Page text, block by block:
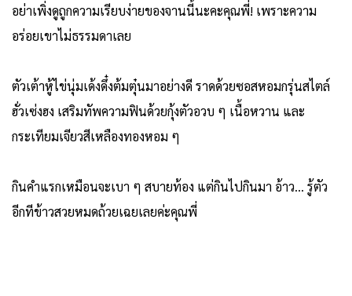
อย่าเพิ่งดูถูกความเรียบง่ายของจานนี้นะคะคุณพี่! เพราะความ
อร่อยเขาไม่ธรรมดาเลย
ตัวเต้าหู้ไข่นุ่มเด้งดึ๋งต้มตุ๋นมาอย่างดี ราดด้วยซอสหอมกรุ่นสไตล์
ฮั่วเซ่งฮง เสริมทัพความฟินด้วยกุ้งตัวอวบ ๆ เนื้อหวาน และ
กระเทียมเจียวสีเหลืองทองหอม ๆ
กินคำแรกเหมือนจะเบา ๆ สบายท้อง แต่กินไปกินมา อ้าว... รู้ตัว
อีกทีข้าวสวยหมดถ้วยเฉยเลยค่ะคุณพี่